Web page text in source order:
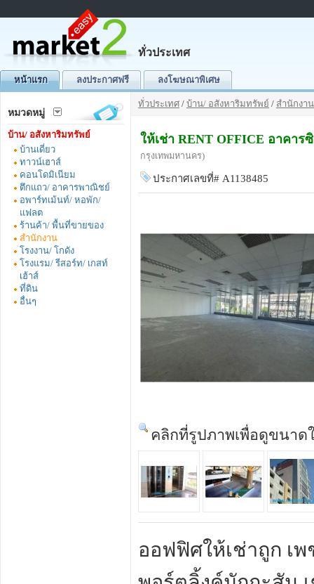
ทั่วประเทศ
หน้าแรก ลงประกาศฟรี ลงโฆษณาพิเศษ
หมวดหมู่
บ้าน/ อสังหาริมทรัพย์
บ้านเดี่ยว
ทาวน์เฮาส์
คอนโดมิเนียม
ตึกแถว/ อาคารพาณิชย์
อพาร์ทเม้นท์/ หอพัก/
แฟลต
ร้านค้า/ พื้นที่ขายของ
สำนักงาน
โรงงาน/ โกดัง
โรงแรม/ รีสอร์ท/ เกสท์
เฮ้าส์
ที่ดิน
อื่นๆ
ทั่วประเทศ / บ้าน/ อสังหาริมทรัพย์ / สำนักงาน
ให้เช่า RENT OFFICE อาคา
กรุงเทพมหานคร)
ประกาศเลขที่# A1138485
คลิกที่รูปภาพเพื่อดูขนาด
ออฟฟิศให้เช่าถูก เ